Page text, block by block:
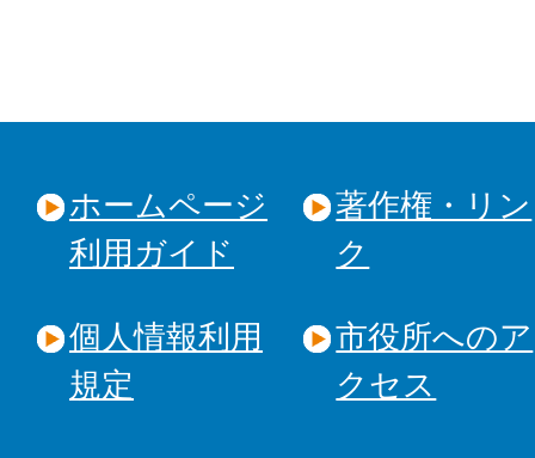
ホームページ
利用ガイド
著作権・リン
ク
個人情報利用
規定
市役所へのア
クセス